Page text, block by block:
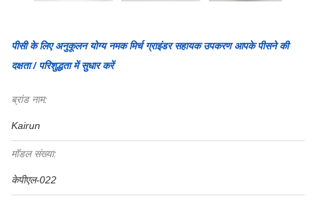
पीसी के लिए अनुकूलन योग्य नमक मिर्च ग्राइंडर सहायक उपकरण आपके पीसने की
दक्षता / परिशुद्धता में सुधार करें
ब्रांड नाम:
Kairun
मॉडल संख्या:
केपीएल-022